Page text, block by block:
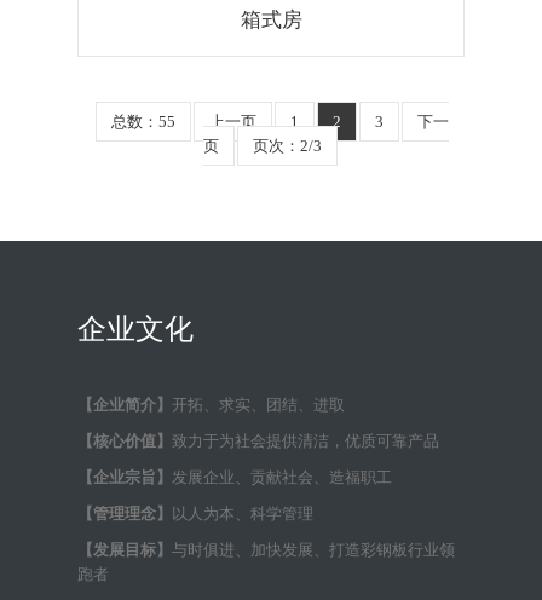
箱式房
总数：55 上一页 1 2 3
下一
页
页次：2/3
企业文化
【企业简介】 开拓、求实、团结、进取
【核心价值】 致力于为社会提供清洁，优质可靠产品
【企业宗旨】 发展企业、贡献社会、造福职工
【管理理念】
以人为本、科学管理
【发展目标】 与时俱进、加快发展、打造彩钢板行业领
跑者